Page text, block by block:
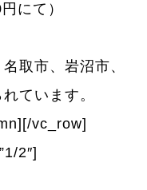
にて）
取市、岩沼市、
ています。
vc_row]
2″]